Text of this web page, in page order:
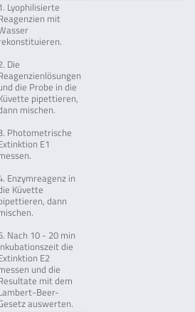
Lyophilisierte
mit
Die
die Probe in die
pipettieren,
mischen.
Photometrische
E1
Enzymreagenz in
Küvette
dann
Nach 10 - 20 min
die
E2
und die
mit dem
Beer-
auswerten.